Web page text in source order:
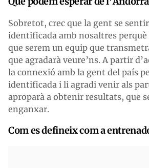
Sobretot, crec que la gent se
identificada amb nosaltres
que serem un equip que
que agradarà veure’ns. A partir
la connexió amb la gent del país
identificada i li agradi venir als
aproparà a obtenir resultats, que
enganxar.
Com es defineix com a